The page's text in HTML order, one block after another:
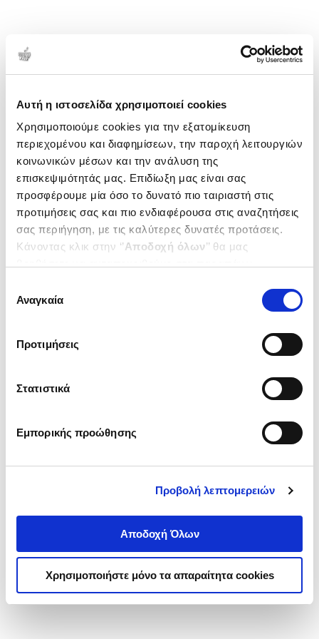
Αυτή η ιστοσελίδα χρησιμοποιεί cookies
Χρησιμοποιούμε cookies για την εξατομίκευση
περιεχομένου και διαφημίσεων, την παροχή λειτουργιών
κοινωνικών μέσων και την ανάλυση της
επισκεψιμότητάς μας. Επιδίωξη μας είναι σας
προσφέρουμε μία όσο το δυνατό πιο ταιριαστή στις
προτιμήσεις σας και πιο ενδιαφέρουσα στις αναζητήσεις
σας περιήγηση, με τις καλύτερες δυνατές προτάσεις.
Κάνοντας κλικ στην ‘’Αποδοχή όλων’’ θα μας
ενδιαφέρουν και να επιλέξετε από τα παρακάτω με την
΄΄και να ενημερωθείτε σχετικά με
συγκατάθεσης
Αναγκαία
Προτιμήσεις
Στατιστικά
Εμπορικής προώθησης
Προβολή λεπτομερειών
Αποδοχή Όλων
Χρησιμοποιήστε μόνο τα απαραίτητα cookies